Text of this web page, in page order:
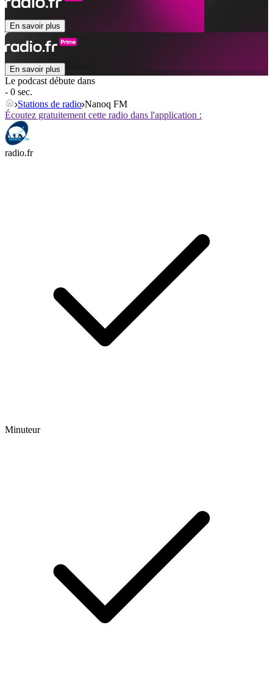
En savoir plus
En savoir plus
Le podcast débute dans
- 0 sec.
Stations de radio Nanoq FM
Écoutez gratuitement cette radio dans l'application :
radio.fr
Minuteur